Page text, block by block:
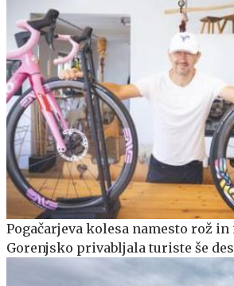
Pogačarjeva kolesa namesto rož in
Gorenjsko privabljala turiste še